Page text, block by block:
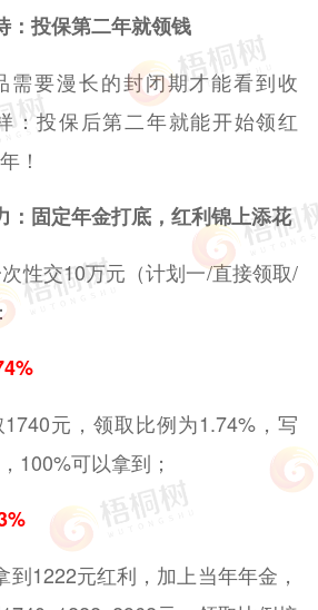
：投保第二年就领钱
需要漫长的封闭期才能看到收
：投保后第二年就能开始领红
！
：固定年金打底，红利锦上添花
性交10万元（计划一/直接领取/
元，领取比例为1.74%，写
100%可以拿到；
到1222元红利，加上当年年金，